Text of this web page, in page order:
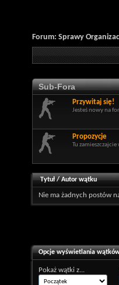
Forum: Sprawy
Sub-Fora
Przywitaj się!
Jesteś nowy na
Propozycje
Tu
Tytuł/Autor wątku
Nie ma żadnych postów
Opcje wyświetlania
Pokaż wątki z...